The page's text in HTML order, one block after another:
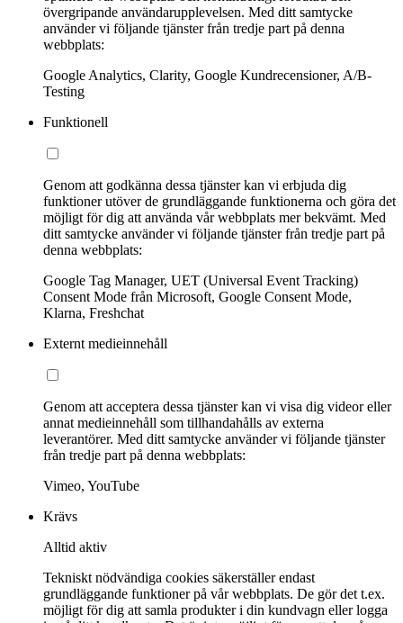
övergripande användarupplevelsen. Med ditt samtycke
använder vi följande tjänster från tredje part på denna
webbplats:
Google Analytics, Clarity, Google Kundrecensioner, A/B-
Testing
Funktionell
Genom att godkänna dessa tjänster kan vi erbjuda dig
funktioner utöver de grundläggande funktionerna och göra det
möjligt för dig att använda vår webbplats mer bekvämt. Med
ditt samtycke använder vi följande tjänster från tredje part på
denna webbplats:
Google Tag Manager, UET (Universal Event Tracking)
Consent Mode från Microsoft, Google Consent Mode,
Klarna, Freshchat
Externt medieinnehåll
Genom att acceptera dessa tjänster kan vi visa dig videor eller
annat medieinnehåll som tillhandahålls av externa
leverantörer. Med ditt samtycke använder vi följande tjänster
från tredje part på denna webbplats:
Vimeo, YouTube
Krävs
Alltid aktiv
Tekniskt nödvändiga cookies säkerställer endast
grundläggande funktioner på vår webbplats. De gör det t.ex.
möjligt för dig att samla produkter i din kundvagn eller logga